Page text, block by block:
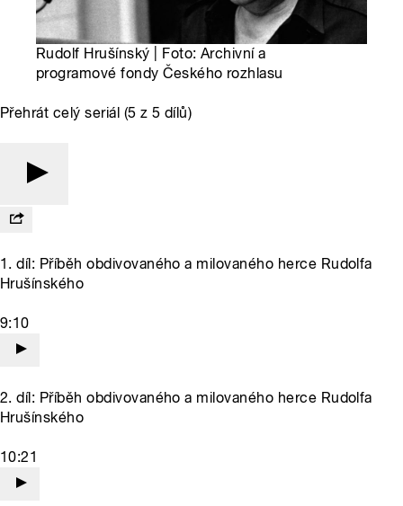
Rudolf Hrušínský | Foto: Archivní a
programové fondy Českého rozhlasu
Přehrát celý seriál (5 z 5 dílů)
1. díl: Příběh obdivovaného a milovaného herce Rudolfa
Hrušínského
9:10
2. díl: Příběh obdivovaného a milovaného herce Rudolfa
Hrušínského
10:21